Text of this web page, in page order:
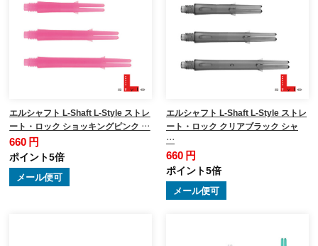
エルシャフト L-Shaft L-Style ストレ
ート・ロック ショッキングピンク …
660 円
ポイント5倍
メール便可
エルシャフト L-Shaft L-Style ストレ
ート・ロック クリアブラック シャ
…
660 円
ポイント5倍
メール便可